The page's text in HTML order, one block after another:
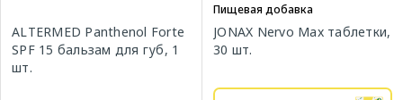
ALTERMED Panthenol Forte
SPF 15 бальзам для губ, 1
шт.
Пищевая добавка
JONAX Nervo Max таблетки,
30 шт.